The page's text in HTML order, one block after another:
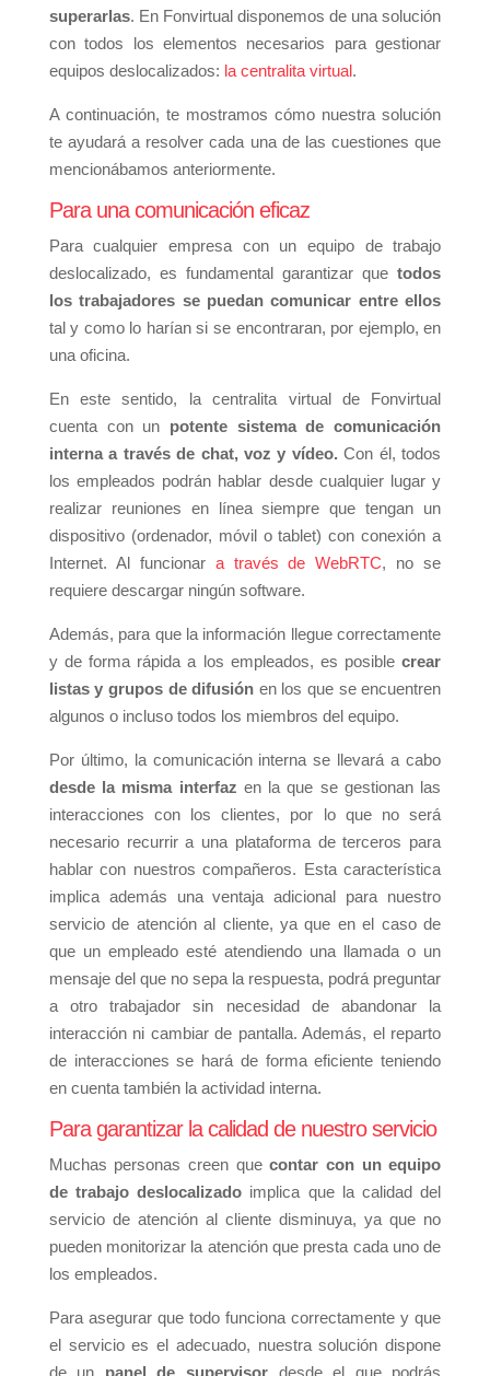
superarlas. En Fonvirtual disponemos de una solución
con todos los elementos necesarios para gestionar
equipos deslocalizados: la centralita virtual.
A continuación, te mostramos cómo nuestra solución
te ayudará a resolver cada una de las cuestiones que
mencionábamos anteriormente.
Para una comunicación eficaz
Para cualquier empresa con un equipo de trabajo
deslocalizado, es fundamental garantizar quetodos
los trabajadores se puedan comunicar entre ellos
tal y como lo harían si se encontraran, por ejemplo, en
una oficina.
En este sentido, la centralita virtual de Fonvirtual
cuenta con un potente sistema de comunicación
interna a través de chat, voz y vídeo. Con él, todos
los empleados podrán hablar desde cualquier lugar y
realizar reuniones en línea siempre que tengan un
dispositivo (ordenador, móvil o tablet) con conexión a
Internet. Al funcionar a través de WebRTC, no se
requiere descargar ningún software.
Además, para que la información llegue correctamente
y de forma rápida a los empleados, es posiblecrear
listas y grupos de difusión en los que se encuentren
algunos o incluso todos los miembros del equipo.
Por último, la comunicación interna se llevará a cabo
desde la misma interfaz en la que se gestionan las
interacciones con los clientes, por lo que no será
necesario recurrir a una plataforma de terceros para
hablar con nuestros compañeros. Esta característica
implica además una ventaja adicional para nuestro
servicio de atención al cliente, ya que en el caso de
que un empleado esté atendiendo una llamada o un
mensaje del que no sepa la respuesta, podrá preguntar
a otro trabajador sin necesidad de abandonar la
interacción ni cambiar de pantalla. Además, el reparto
de interacciones se hará de forma eficiente teniendo
en cuenta también la actividad interna.
Para garantizar la calidad de nuestro servicio
Muchas personas creen quecontar con un equipo
de trabajo deslocalizado implica que la calidad del
servicio de atención al cliente disminuya, ya que no
pueden monitorizar la atención que presta cada uno de
los empleados.
Para asegurar que todo funciona correctamente y que
el servicio es el adecuado, nuestra solución dispone
de un panel de supervisor desde el que podrás